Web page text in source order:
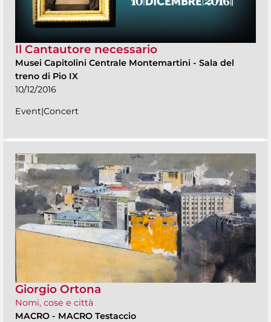
Il Cantautore necessario
Musei Capitolini Centrale Montemartini - Sala del
treno di Pio IX
10/12/2016
Event|Concert
Giorgio Ortona
Nomi, cose e città
MACRO - MACRO Testaccio